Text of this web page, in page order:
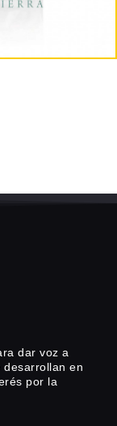
dar voz a
desarrollan en
por la